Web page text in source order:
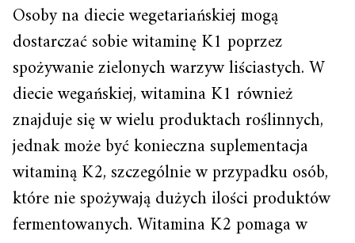
Osoby na diecie wegetariańskiej mogą
dostarczać sobie witaminę K1 poprzez
spożywanie zielonych warzyw liściastych. W
diecie wegańskiej, witamina K1 również
znajduje się w wielu produktach roślinnych,
jednak może być konieczna suplementacja
witaminą K2, szczególnie w przypadku osób,
które nie spożywają dużych ilości produktów
fermentowanych. Witamina K2 pomaga w